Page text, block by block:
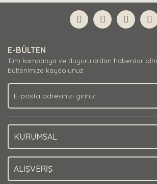
E-BÜLTEN
Tüm kampanya ve duyurulardan haberdar
bültenimize kaydolunuz.
KURUMSAL
ALIŞVERİŞ